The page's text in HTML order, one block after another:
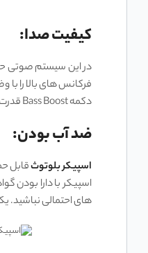
کیفیت صدا:
دکمه Bass Boost قدرت آن افزایش یافته و کوبش بیس ها سنگین تر می ‌شوند و هیجان بیشتری به موسیقی تزریق می ‌شود.
ضد آب بودن:
اسپیکر بلوتوث
های احتمالی نباشید.